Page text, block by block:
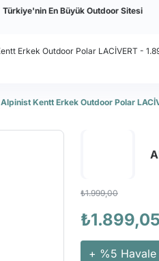
Türkiye'nin En Büyük Outdoor Sitesi
Alpinist Kentt Erkek Outdoor Polar
₺1.999,00
₺1.899,05
+ %5 Havale